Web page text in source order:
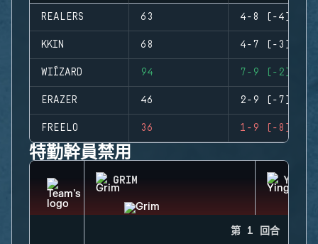
REALERS 63 4-8 (-4)
KKIN 68 4-7 (-3)
WIÍZARD 94 7-9 (-2)
ERAZER 46 2-9 (-7)
FREELO 36 1-9 (-8)
特勤幹員禁用
GRIM YING
第 1 回合